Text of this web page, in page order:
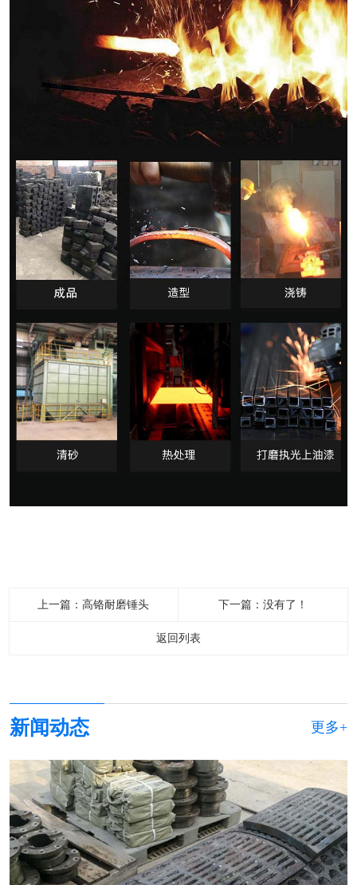
上一篇：高铬耐磨锤头 下一篇：没有了！
返回列表
新闻动态 更多+